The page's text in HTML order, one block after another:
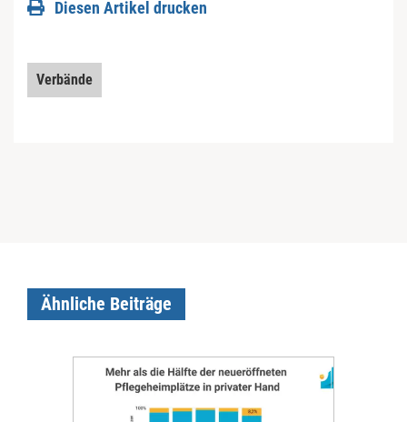
Diesen Artikel drucken
Verbände
Ähnliche Beiträge